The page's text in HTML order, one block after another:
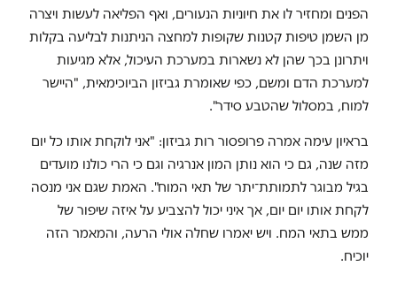
הפנים ומחזיר לו את חיוניות הנעורים, ואף הפליאה לעשות ויצרה
מן השמן טיפות קטנות שקופות למחצה הניתנות לבליעה בקלות
ויתרונן בכך שהן לא נשארות במערכת העיכול, אלא מגיעות
למערכת הדם ומשם, כפי שאומרת גביזון הביוכימאית, "היישר
למוח, במסלול שהטבע סידר".
בראיון עימה אמרה פרופסור רות גביזון: "אני לוקחת אותו כל יום
מזה שנה, גם כי הוא נותן המון אנרגיה וגם כי הרי כולנו מועדים
בגיל מבוגר לתמותת־יתר של תאי המוח". האמת שגם אני מנסה
לקחת אותו יום יום, אך איני יכול להצביע על איזה שיפור של
ממש בתאי המח. ויש יאמרו שחלה אולי הרעה, והמאמר הזה
יוכיח.